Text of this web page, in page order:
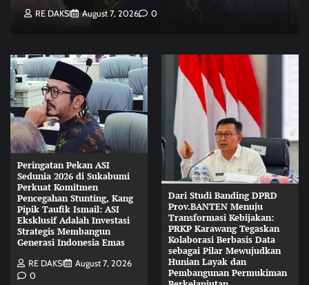
RE DAKSI August 7, 2026 0
Peringatan Pekan ASI
Sedunia 2026 di Sukabumi
Perkuat Komitmen
Pencegahan Stunting, Kang
Pipik Taufik Ismail: ASI
Eksklusif Adalah Investasi
Strategis Membangun
Generasi Indonesia Emas
RE DAKSI
August 7, 2026
0
Dari Studi Banding DPRD
Prov.BANTEN Menuju
Transformasi Kebijakan:
PRKP Karawang Tegaskan
Kolaborasi Berbasis Data
sebagai Pilar Mewujudkan
Hunian Layak dan
Pembangunan Permukiman